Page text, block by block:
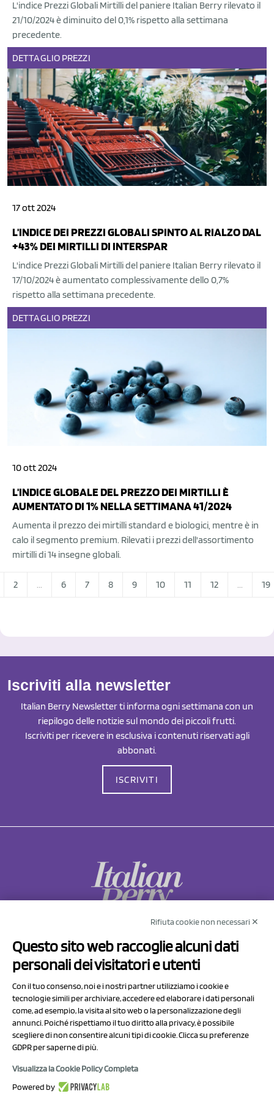
L'indice Prezzi Globali Mirtilli del paniere Italian Berry rilevato il
21/10/2024 è diminuito del 0,1% rispetto alla settimana
precedente.
DETTAGLIO PREZZI
17 ott 2024
L'INDICE DEI PREZZI GLOBALI SPINTO AL RIALZO DAL
+43% DEI MIRTILLI DI INTERSPAR
L'indice Prezzi Globali Mirtilli del paniere Italian Berry rilevato il
17/10/2024 è aumentato complessivamente dello 0,7%
rispetto alla settimana precedente.
DETTAGLIO PREZZI
10 ott 2024
L'INDICE GLOBALE DEL PREZZO DEI MIRTILLI È
AUMENTATO DI 1% NELLA SETTIMANA 41/2024
Aumenta il prezzo dei mirtilli standard e biologici, mentre è in
calo il segmento premium. Rilevati i prezzi dell'assortimento
mirtilli di 14 insegne globali.
2 ... 6 7 8 9 10 11 12 ... 19
Iscriviti alla newsletter
Italian Berry Newsletter ti informa ogni settimana con un
riepilogo delle notizie sul mondo dei piccoli frutti.
Iscriviti per ricevere in esclusiva i contenuti riservati agli
abbonati.
ISCRIVITI
Via Prov.le Sassuolo Vignola 315/1
41057 Spilamberto (MO)
P.I/C.F. 01041460369
REA: MO 208553
Capitale sociale Euro 50.000,00 i.v.
Rifiuta cookie non necessari ✕
Questo sito web raccoglie alcuni dati
personali dei visitatori e utenti
Con il tuo consenso, noi e i nostri partner utilizziamo i cookie e
tecnologie simili per archiviare, accedere ed elaborare i dati personali
come, ad esempio, la visita al sito web o la personalizzazione degli
annunci. Poiché rispettiamo il tuo diritto alla privacy, è possibile
scegliere di non consentire alcuni tipi di cookie. Clicca su preferenze
GDPR per saperne di più.
Visualizza la Cookie Policy Completa
Powered by